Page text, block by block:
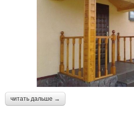
читать дальше →